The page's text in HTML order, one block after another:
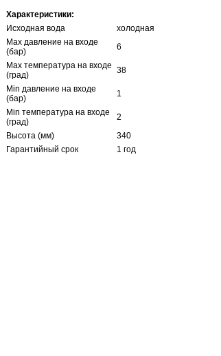
Характеристики:
Исходная вода
холодная
Max давление на входе
(бар)
6
Max температура на входе
(град)
38
Min давление на входе
(бар)
1
Min температура на входе
(град)
2
Высота (мм)
340
Гарантийный срок
1 год